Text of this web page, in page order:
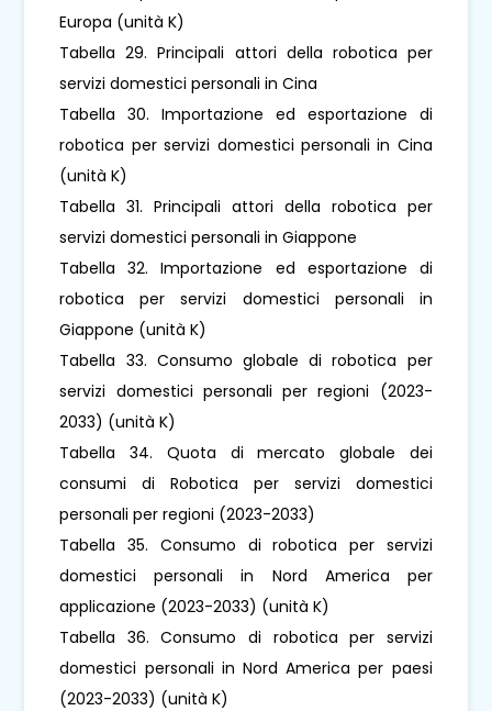
Europa (unità K)
Tabella 29. Principali attori della robotica per
servizi domestici personali in Cina
Tabella 30. Importazione ed esportazione di
robotica per servizi domestici personali in Cina
(unità K)
Tabella 31. Principali attori della robotica per
servizi domestici personali in Giappone
Tabella 32. Importazione ed esportazione di
robotica per servizi domestici personali in
Giappone (unità K)
Tabella 33. Consumo globale di robotica per
servizi domestici personali per regioni (2023-
2033) (unità K)
Tabella 34. Quota di mercato globale dei
consumi di Robotica per servizi domestici
personali per regioni (2023-2033)
Tabella 35. Consumo di robotica per servizi
domestici personali in Nord America per
applicazione (2023-2033) (unità K)
Tabella 36. Consumo di robotica per servizi
domestici personali in Nord America per paesi
(2023-2033) (unità K)